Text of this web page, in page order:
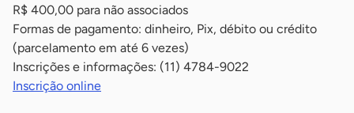
R$ 400,00 para não associados
Formas de pagamento: dinheiro, Pix, débito ou crédito
(parcelamento em até 6 vezes)
Inscrições e informações: (11) 4784-9022
Inscrição online